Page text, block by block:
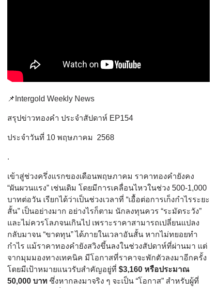
📌Intergold Weekly News
สรุปข่าวทองคำ ประจำสัปดาห์ EP154
ประจำวันที่ 10 พฤษภาคม 2568
.
เข้าสู่ช่วงครึ่งแรกของเดือนพฤษภาคม ราคาทองคำยังคง
“ผันผวนแรง” เช่นเดิม โดยมีการเคลื่อนไหวในช่วง 500-1,000
บาทต่อวัน เรียกได้ว่าเป็นช่วงเวลาที่ “เอื้อต่อการเก็งกำไรระยะ
สั้น” เป็นอย่างมาก อย่างไรก็ตาม นักลงทุนควร “ระมัดระวัง”
และไม่ควรโลภจนเกินไป เพราะราคาสามารถเปลี่ยนแปลง
กลับมาจน “ขาดทุน” ได้ภายในเวลาอันสั้น หากไม่ทยอยทำ
กำไร แม้ราคาทองคำยังสวิงขึ้นลงในช่วงสัปดาห์ที่ผ่านมา แต่
จากมุมมองทางเทคนิค มีโอกาสที่ราคาจะพักตัวลงมาอีกครั้ง
โดยมีเป้าหมายแนวรับสำคัญอยู่ที่ $3,160 หรือประมาณ
50,000 บาท ซึ่งหากลงมาจริง ๆ จะเป็น “โอกาส” สำหรับผู้ที่